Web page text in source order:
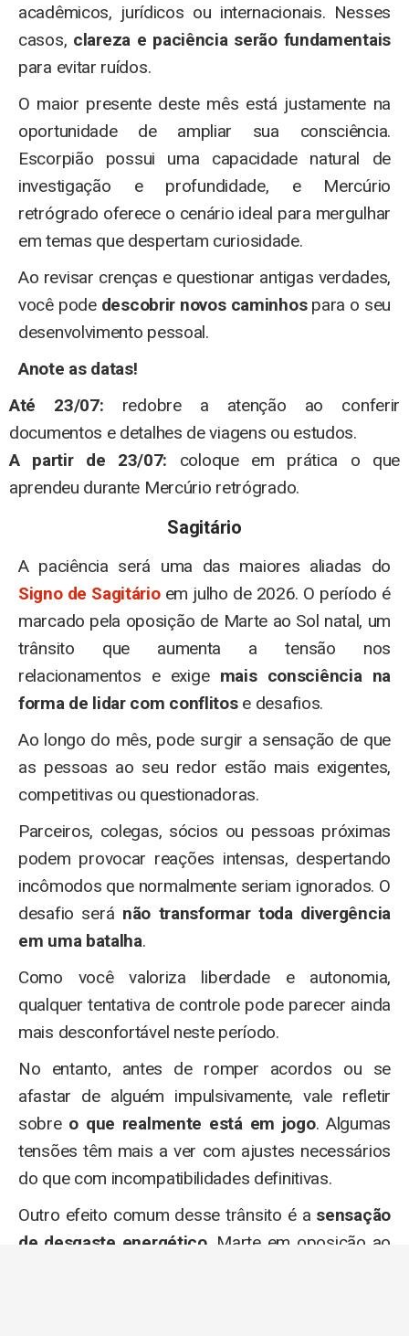
acadêmicos, jurídicos ou internacionais. Nesses
casos, clareza e paciência serão fundamentais
para evitar ruídos.
O maior presente deste mês está justamente na
oportunidade de ampliar sua consciência.
Escorpião possui uma capacidade natural de
investigação e profundidade, e Mercúrio
retrógrado oferece o cenário ideal para mergulhar
em temas que despertam curiosidade.
Ao revisar crenças e questionar antigas verdades,
você pode descobrir novos caminhospara o seu
desenvolvimento pessoal.
Anote as datas!
Até 23/07: redobre a atenção ao conferir
documentos e detalhes de viagens ou estudos.
A partir de 23/07: coloque em prática o que
aprendeu durante Mercúrio retrógrado.
Sagitário
A paciência será uma das maiores aliadas do
Signo de Sagitárioem julho de 2026. O período é
marcado pela oposição de Marte ao Sol natal, um
trânsito que aumenta a tensão nos
relacionamentos e exige mais consciência na
forma de lidar com conflitose desafios.
Ao longo do mês, pode surgir a sensação de que
as pessoas ao seu redor estão mais exigentes,
competitivas ou questionadoras.
Parceiros, colegas, sócios ou pessoas próximas
podem provocar reações intensas, despertando
incômodos que normalmente seriam ignorados. O
desafio será não transformar toda divergência
em uma batalha.
Como você valoriza liberdade e autonomia,
qualquer tentativa de controle pode parecer ainda
mais desconfortável neste período.
No entanto, antes de romper acordos ou se
afastar de alguém impulsivamente, vale refletir
sobre o que realmente está em jogo. Algumas
tensões têm mais a ver com ajustes necessários
do que com incompatibilidades definitivas.
Outro efeito comum desse trânsito é a sensação
de desgaste energético. Marte em oposição ao